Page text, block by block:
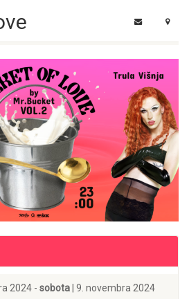
2024 - sobota | 9. novembra 2024